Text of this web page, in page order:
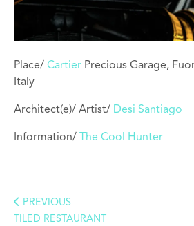
Place/ Cartier Precious Garage,
Italy
Architect(e)/ Artist/ Desi Santiago
Information/ The Cool Hunter
PREVIOUS
TILED RESTAURANT